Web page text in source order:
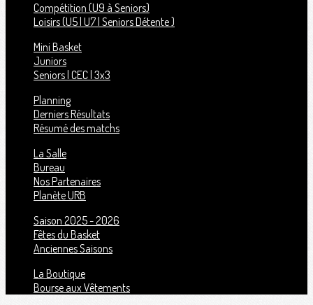
Compétition (U9 à Seniors)
Loisirs (U5 | U7 | Seniors Détente )
Mini Basket
Juniors
Seniors | CEC | 3x3
Planning
Derniers Résultats
Résumé des matchs
La Salle
Bureau
Nos Partenaires
Planète URB
Saison 2025 - 2026
Fêtes du Basket
Anciennes Saisons
La Boutique
Bourse aux Vêtements